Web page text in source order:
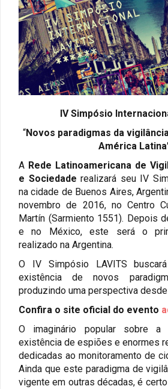
IV Simpósio
“Novos paradigmas da
América
A Rede Latinoamericana de
e Sociedade realizará seu IV
na cidade de Buenos Aires,
novembro de 2016, no Centro
Martín (Sarmiento 1551). Depois
e no México, este será o
realizado na Argentina.
O IV Simpósio LAVITS
existência de novos
produzindo uma perspectiva
Confira o site oficial do evento
O imaginário popular sobre a
existência de espiões e enormes
dedicadas ao monitoramento de
Ainda que este paradigma de
vigente em outras décadas, é